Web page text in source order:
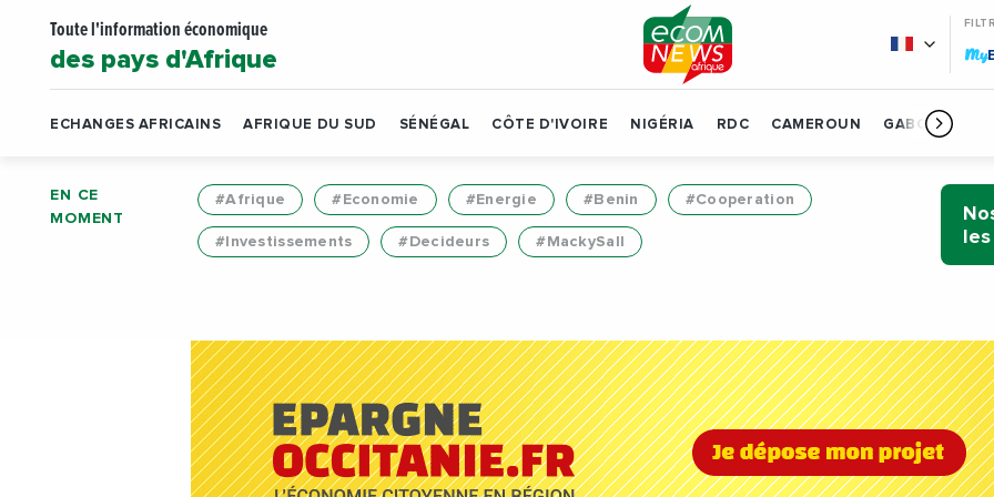
Toute l'information économique
des pays d'Afrique My
ECHANGES AFRICAINS AFRIQUE DU SUD SÉNÉGAL CÔTE D'IVOIRE NIGÉRIA RDC CAMEROUN GABON
EN CE
MOMENT
#Afrique #Economie #Energie #Benin #Cooperation
#Investissements #Decideurs #MackySall